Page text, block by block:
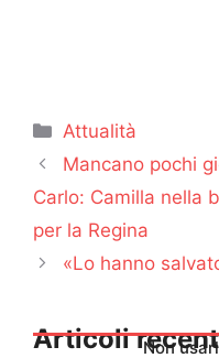
Categorie
Attualità
Mancano pochi
Carlo: Camilla nella
per la Regina
«Lo hanno
Articoli
Non